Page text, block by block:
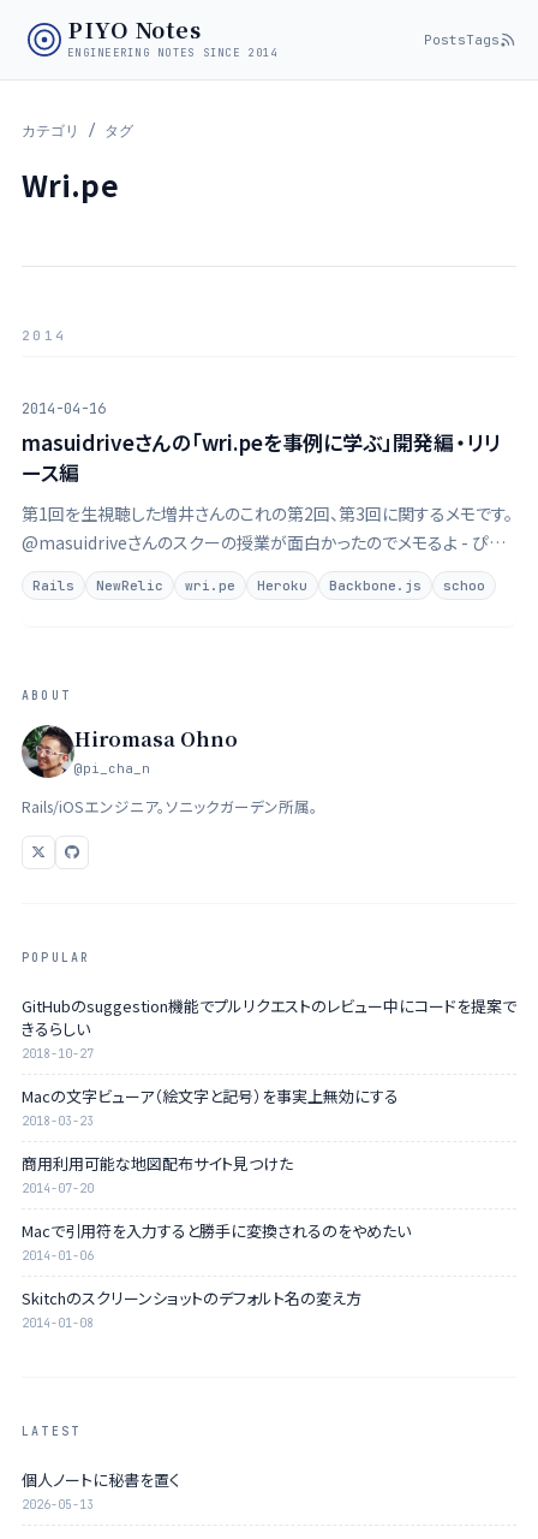
PIYO Notes
ENGINEERING NOTES SINCE 2014
PostsTags
カテゴリ / タグ
Wri.pe
2014
2014-04-16
masuidriveさんの「wri.peを事例に学ぶ」開発編・リリ
ース編
第1回を生視聴した増井さんのこれの第2回、第3回に関するメモです。
@masuidriveさんのスクーの授業が面白かったのでメモるよ - ぴよ
ログ 先週配信された第2回は生視聴できませんでした。これも増井さ
ん絡みでちょっときもい感じなんですが、IKEA家具でオフィスを作るっ
Rails NewRelic wri.pe Heroku Backbone.js schoo
ABOUT
Hiromasa Ohno
@pi_cha_n
Rails/iOSエンジニア。ソニックガーデン所属。
POPULAR
GitHubのsuggestion機能でプルリクエストのレビュー中にコードを提案で
きるらしい
2018-10-27
Macの文字ビューア（絵文字と記号）を事実上無効にする
2018-03-23
商用利用可能な地図配布サイト見つけた
2014-07-20
Macで引用符を入力すると勝手に変換されるのをやめたい
2014-01-06
Skitchのスクリーンショットのデフォルト名の変え方
2014-01-08
LATEST
個人ノートに秘書を置く
2026-05-13